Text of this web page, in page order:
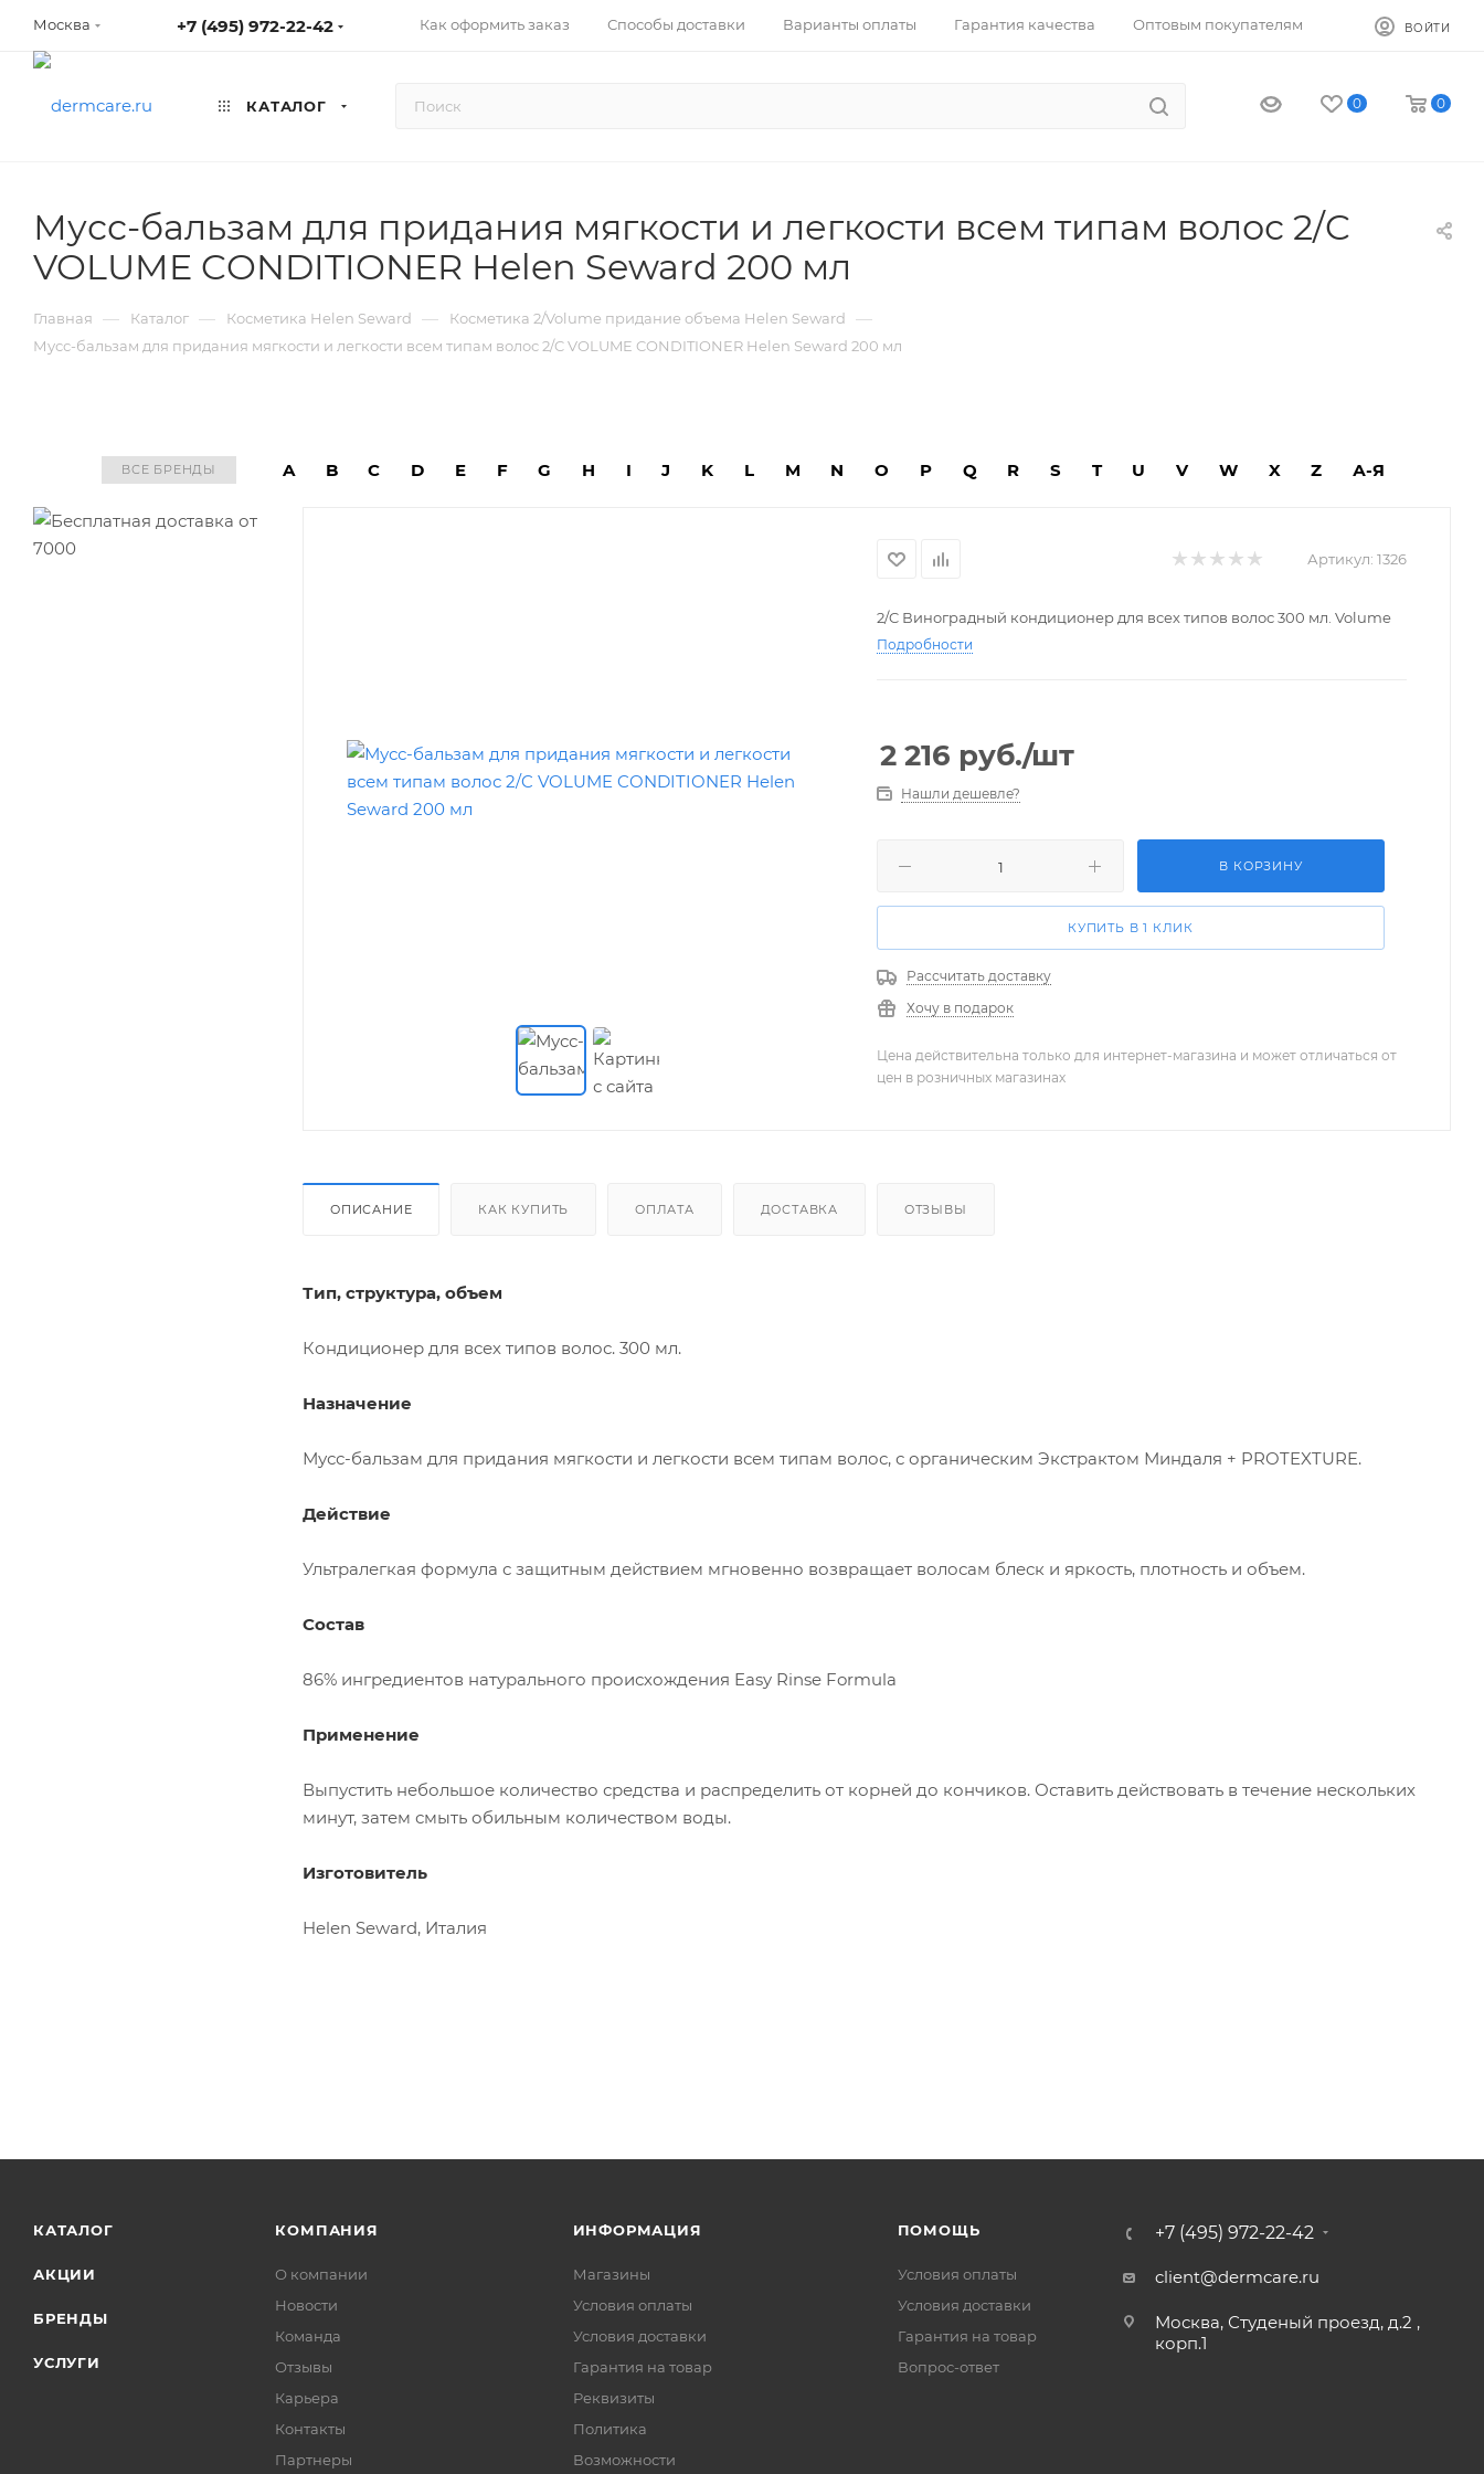
Москва +7 (495) 972-22-42 Как оформить заказ Способы доставки Варианты оплаты Гарантия качества Оптовым покупателям ВОЙТИ
КАТАЛОГ 0 0
Мусс-бальзам для придания мягкости и легкости всем типам волос 2/C
VOLUME CONDITIONER Helen Seward 200 мл
Главная — Каталог — Косметика Helen Seward — Косметика 2/Volume придание объема Helen Seward —
Мусс-бальзам для придания мягкости и легкости всем типам волос 2/C VOLUME CONDITIONER Helen Seward 200 мл
ВСЕ БРЕНДЫ A B C D E F G H I J K L M N O P Q R S T U V W X Z А-Я
Артикул: 1326
2/C Виноградный кондиционер для всех типов волос 300 мл. Volume
Подробности
2 216 руб./шт
Нашли дешевле?
В КОРЗИНУ
КУПИТЬ В 1 КЛИК
Рассчитать доставку
Хочу в подарок
Цена действительна только для интернет-магазина и может отличаться от
цен в розничных магазинах
ОПИСАНИЕ КАК КУПИТЬ ОПЛАТА ДОСТАВКА ОТЗЫВЫ
Тип, структура, объем
Кондиционер для всех типов волос. 300 мл.
Назначение
Мусс-бальзам для придания мягкости и легкости всем типам волос, с органическим Экстрактом Миндаля + PROTEXTURE.
Действие
Ультралегкая формула с защитным действием мгновенно возвращает волосам блеск и яркость, плотность и объем.
Состав
86% ингредиентов натурального происхождения Easy Rinse Formula
Применение
Выпустить небольшое количество средства и распределить от корней до кончиков. Оставить действовать в течение нескольких
минут, затем смыть обильным количеством воды.
Изготовитель
Helen Seward, Италия
КАТАЛОГ
АКЦИИ
БРЕНДЫ
УСЛУГИ
КОМПАНИЯ
О компании
Новости
Команда
Отзывы
Карьера
Контакты
Партнеры
ИНФОРМАЦИЯ
Магазины
Условия оплаты
Условия доставки
Гарантия на товар
Реквизиты
Политика
Возможности
ПОМОЩЬ
Условия оплаты
Условия доставки
Гарантия на товар
Вопрос-ответ
+7 (495) 972-22-42
client@dermcare.ru
Москва, Студеный проезд, д.2 ,
корп.1